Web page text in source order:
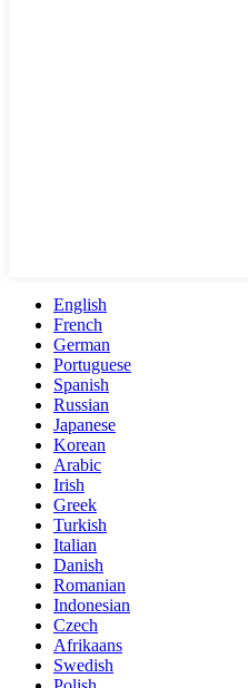
English
French
German
Portuguese
Spanish
Russian
Japanese
Korean
Arabic
Irish
Greek
Turkish
Italian
Danish
Romanian
Indonesian
Czech
Afrikaans
Swedish